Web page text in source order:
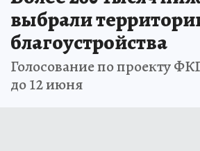
выбрали
благоустройства
Голосование по проекту
до 12 июня